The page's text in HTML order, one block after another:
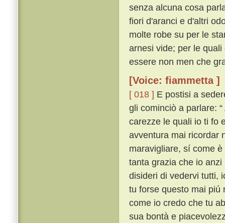
senza alcuna cosa
fiori d'aranci e d'altri
molte robe su per le
arnesi vide; per le
essere non men che
[Voice: fiammetta ]
[ 018 ] E postisi a
gli cominciò a parlare:
carezze le quali io ti fo
avventura mai ricordar
maravigliare, sí come
tanta grazia che io
disideri di vedervi tutti,
tu forse questo mai
come io credo che tu
sua bontà e